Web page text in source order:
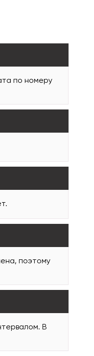
по номеру
поэтому
В